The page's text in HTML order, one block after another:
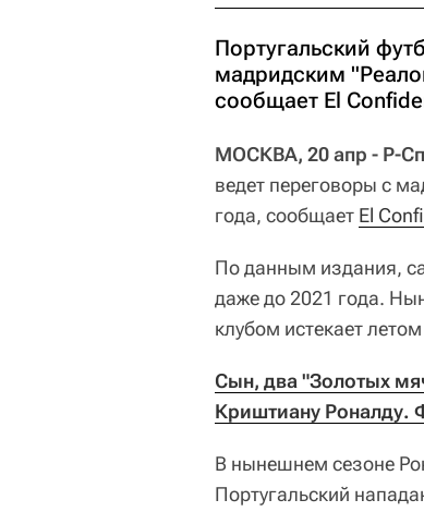
Португальский
мадридским
сообщает El
МОСКВА, 20 апр - Р-
ведет переговоры с
года, сообщает El
По данным издания,
даже до 2021 года.
клубом истекает
Сын, два "Золотых
Криштиану Роналду.
В нынешнем сезоне
Португальский